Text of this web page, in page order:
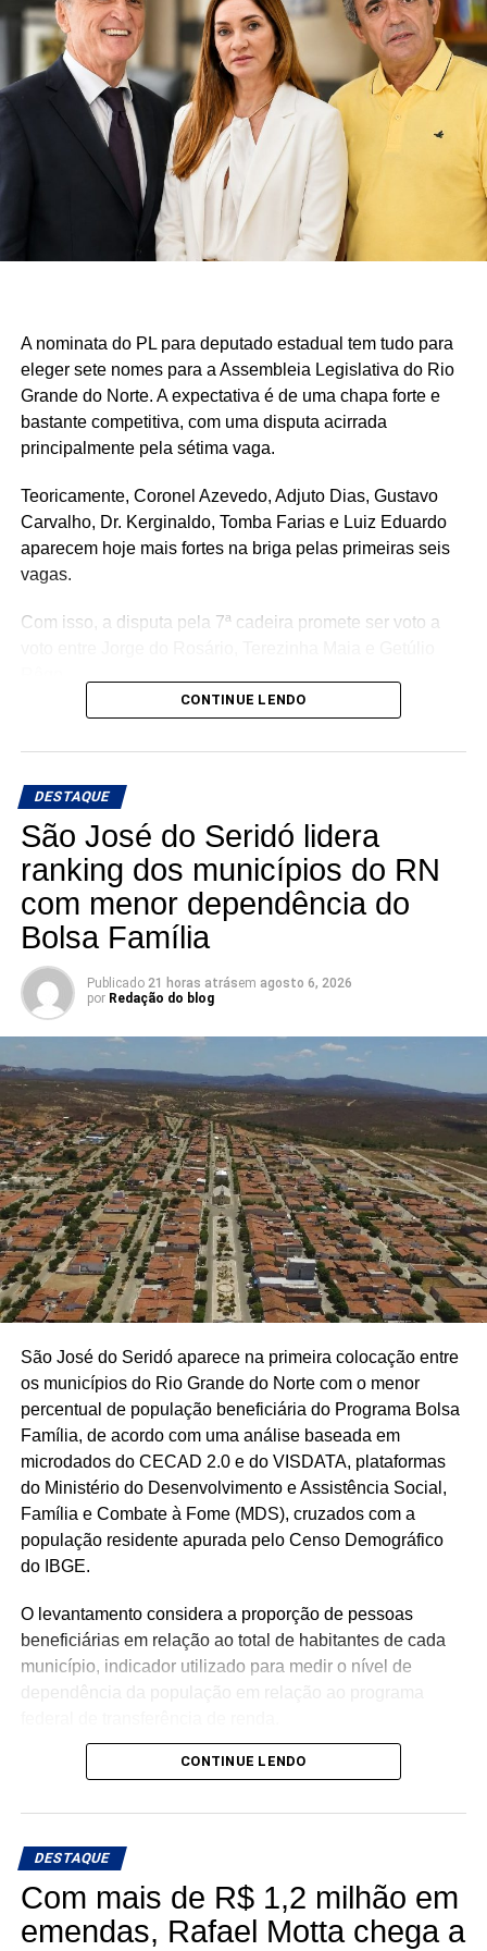
A nominata do PL para deputado estadual tem tudo para
eleger sete nomes para a Assembleia Legislativa do Rio
Grande do Norte. A expectativa é de uma chapa forte e
bastante competitiva, com uma disputa acirrada
principalmente pela sétima vaga.
Teoricamente, Coronel Azevedo, Adjuto Dias, Gustavo
Carvalho, Dr. Kerginaldo, Tomba Farias e Luiz Eduardo
aparecem hoje mais fortes na briga pelas primeiras seis
vagas.
Com isso, a disputa pela 7ª cadeira promete ser voto a
Os três possuem bases e estruturas eleitorais importantes
e chegam à reta da pré-campanha buscando garantir um
potencial para fazer sete cadeiras, a briga pela última
vaga promete ser uma das mais acirradas da eleição para
a ALRN em 2026
CONTINUE LENDO
DESTAQUE
São José do Seridó lidera
ranking dos municípios do RN
com menor dependência do
Bolsa Família
Publicado 21 horas atrásem agosto 6, 2026
por Redação do blog
São José do Seridó aparece na primeira colocação entre
os municípios do Rio Grande do Norte com o menor
percentual de população beneficiária do Programa Bolsa
Família, de acordo com uma análise baseada em
microdados do CECAD 2.0 e do VISDATA, plataformas
do Ministério do Desenvolvimento e Assistência Social,
Família e Combate à Fome (MDS), cruzados com a
população residente apurada pelo Censo Demográfico
do IBGE.
O levantamento considera a proporção de pessoas
beneficiárias em relação ao total de habitantes de cada
município, indicador utilizado para medir o nível de
dependência da população em relação ao programa
Com população de 4.558 habitantes, São José do Seridó
Família, o equivalente a 13,6% da população, o menor
percentual entre os municípios potiguares analisados.
Na sequência aparecem Ouro Branco (16,7%), Cruzeta
(18,5%), Parnamirim (20,1%), Jardim do Seridó (20,7%),
Acari (21,8%), Natal (22,3%), Carnaúba dos Dantas
CONTINUE LENDO
DESTAQUE
Com mais de R$ 1,2 milhão em
emendas, Rafael Motta chega a